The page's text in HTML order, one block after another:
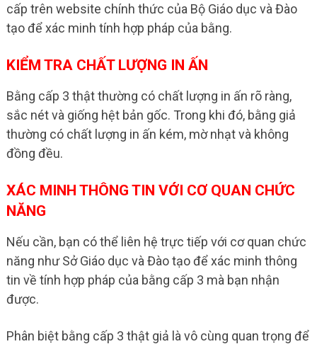
cấp trên website chính thức của Bộ Giáo dục và Đào
tạo để xác minh tính hợp pháp của bằng.
KIỂM TRA CHẤT LƯỢNG IN ẤN
Bằng cấp 3 thật thường có chất lượng in ấn rõ ràng,
sắc nét và giống hệt bản gốc. Trong khi đó, bằng giả
thường có chất lượng in ấn kém, mờ nhạt và không
đồng đều.
XÁC MINH THÔNG TIN VỚI CƠ QUAN CHỨC
NĂNG
Nếu cần, bạn có thể liên hệ trực tiếp với cơ quan chức
năng như Sở Giáo dục và Đào tạo để xác minh thông
tin về tính hợp pháp của bằng cấp 3 mà bạn nhận
được.
Phân biệt bằng cấp 3 thật giả là vô cùng quan trọng để